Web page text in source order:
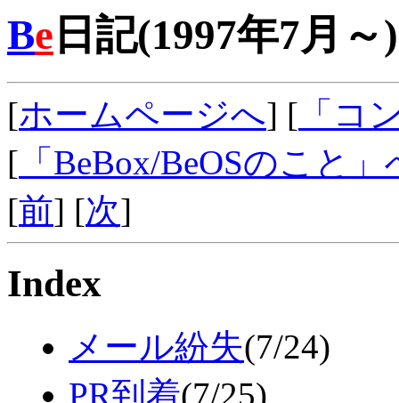
Be 日記(1997年7月～)
[ホームページへ] [ 「コ
[ 「BeBox/BeOSのこと」
[前] [次]
Index
メール紛失(7/24)
PR到着(7/25)